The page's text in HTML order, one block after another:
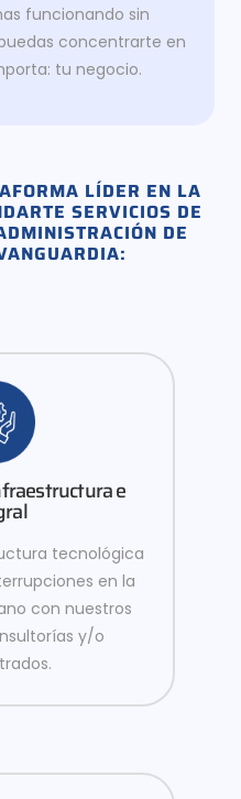
funcionando sin
concentrarte en
tu negocio.
LÍDER EN LA
SERVICIOS DE
DE
e
tecnológica
en la
con nuestros
y/o